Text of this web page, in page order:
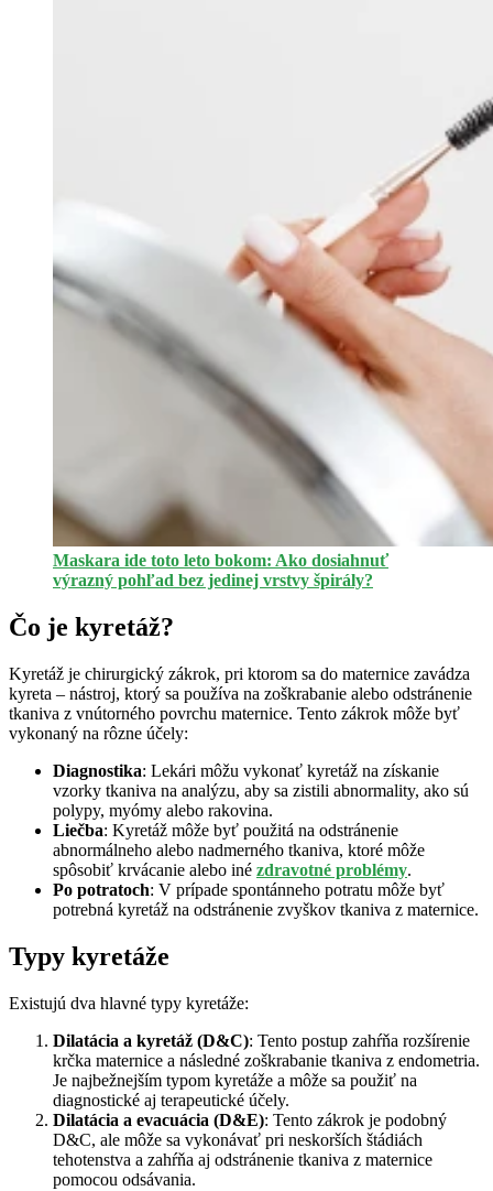
Maskara ide toto leto bokom: Ako dosiahnuť
výrazný pohľad bez jedinej vrstvy špirály?
Čo je kyretáž?
Kyretáž je chirurgický zákrok, pri ktorom sa do maternice zavádza
kyreta – nástroj, ktorý sa používa na zoškrabanie alebo odstránenie
tkaniva z vnútorného povrchu maternice. Tento zákrok môže byť
vykonaný na rôzne účely:
Diagnostika: Lekári môžu vykonať kyretáž na získanie
vzorky tkaniva na analýzu, aby sa zistili abnormality, ako sú
polypy, myómy alebo rakovina.
Liečba: Kyretáž môže byť použitá na odstránenie
abnormálneho alebo nadmerného tkaniva, ktoré môže
spôsobiť krvácanie alebo iné zdravotné problémy.
Po potratoch: V prípade spontánneho potratu môže byť
potrebná kyretáž na odstránenie zvyškov tkaniva z maternice.
Typy kyretáže
Existujú dva hlavné typy kyretáže:
Dilatácia a kyretáž (D&C): Tento postup zahŕňa rozšírenie
krčka maternice a následné zoškrabanie tkaniva z endometria.
Je najbežnejším typom kyretáže a môže sa použiť na
diagnostické aj terapeutické účely.
Dilatácia a evacuácia (D&E): Tento zákrok je podobný
D&C, ale môže sa vykonávať pri neskorších štádiách
tehotenstva a zahŕňa aj odstránenie tkaniva z maternice
pomocou odsávania.